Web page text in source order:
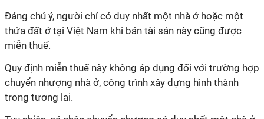
Đáng chú ý, người chỉ có duy nhất một nhà ở hoặc một
thửa đất ở tại Việt Nam khi bán tài sản này cũng được
miễn thuế.
Quy định miễn thuế này không áp dụng đối với trường hợp
chuyển nhượng nhà ở, công trình xây dựng hình thành
trong tương lai.